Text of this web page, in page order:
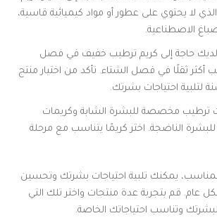
لا يحتوي على عطور أو مواد كيميائية قاسية،
الاصطناعية.
حاجة إلى كريم ترطيب خفيف في فصل
أكثر ثقلًا في فصل الشتاء. تأكد من اختيار منتج
احتياجات بشرتك.
ترطيب مخصصة للبشرة الشابة وكريمات
الناضجة. اختر كريمًا يتناسب مع مرحلة
المناسب، يمكنك تلبية احتياجات بشرتك وتحسين
قم بتجربة عدة منتجات واختر تلك التي
وتناسب احتياجاتك الخاصة.